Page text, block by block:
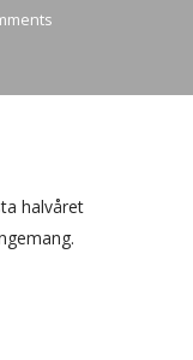
halvåret